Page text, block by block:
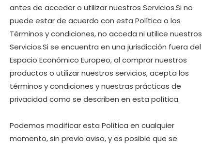
antes de acceder o utilizar nuestros Servicios.Si no
puede estar de acuerdo con esta Política o los
Términos y condiciones, no acceda ni utilice nuestros
Servicios.Si se encuentra en una jurisdicción fuera del
Espacio Económico Europeo, al comprar nuestros
productos o utilizar nuestros servicios, acepta los
términos y condiciones y nuestras prácticas de
privacidad como se describen en esta política.
Podemos modificar esta Política en cualquier
momento, sin previo aviso, y es posible que se